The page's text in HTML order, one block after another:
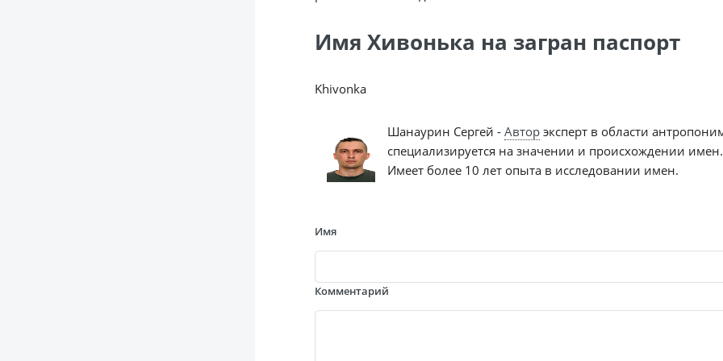
Имя Хивонька на загран паспорт
Khivonka
Шанаурин Сергей - Авторэксперт в области
специализируется на значении и происхождении имен.
Имеет более 10 лет опыта в исследовании имен.
Имя
Комментарий